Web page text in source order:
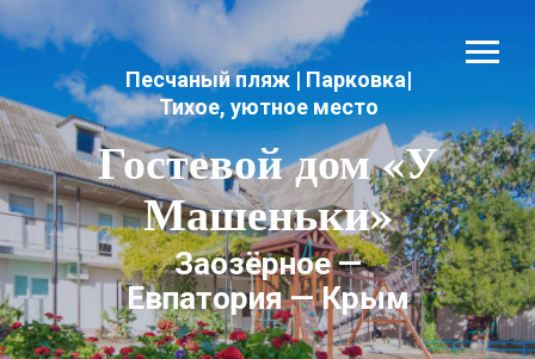
Заозёрное —
Евпатория — Крым
Гостевой дом «У
Машеньки»
Песчаный пляж | Парковка|
Тихое, уютное место